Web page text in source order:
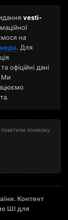
vesti-
на
. Для
та офіційні дані
Ми
помилку
Контент
ШІ для